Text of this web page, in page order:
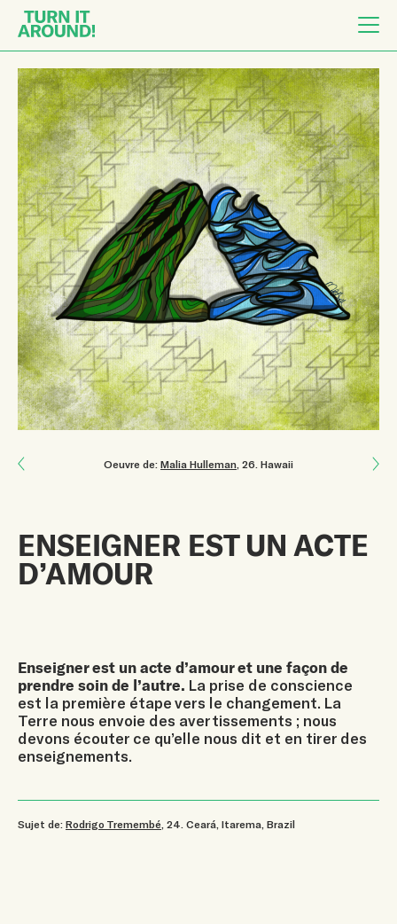
Oeuvre de: Malia Hulleman , 26 Hawaii
​ENSEIGNER EST UN ACTE
D’AMOUR
​Enseigner est un acte d’amour et une façon de
prendre soin de l’autre. La prise de conscience
est la première étape vers le changement. La
Terre nous envoie des avertissements ; nous
devons écouter ce qu’elle nous dit et en tirer des
enseignements.
Sujet de: Rodrigo Tremembé , 24 Ceará, Itarema, Brazil